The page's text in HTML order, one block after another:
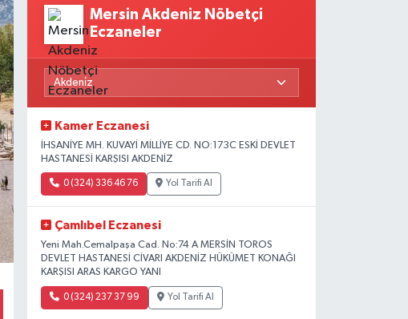
Mersin Akdeniz Nöbetçi
Eczaneler
Kamer Eczanesi
İHSANİYE MH. KUVAYİ MİLLİYE CD. NO:173C ESKİ DEVLET
HASTANESİ KARŞISI AKDENİZ
0 (324) 336 46 76 Yol Tarifi Al
Çamlıbel Eczanesi
Yeni Mah.Cemalpaşa Cad. No:74 A MERSİN TOROS
DEVLET HASTANESİ CİVARI AKDENİZ HÜKÜMET KONAĞI
KARŞISI ARAS KARGO YANI
0 (324) 237 37 99 Yol Tarifi Al